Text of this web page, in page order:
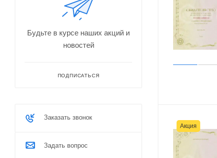
Акция
Будьте в курсе наших акций и
новостей
ПОДПИСАТЬСЯ
Заказать звонок
Задать вопрос